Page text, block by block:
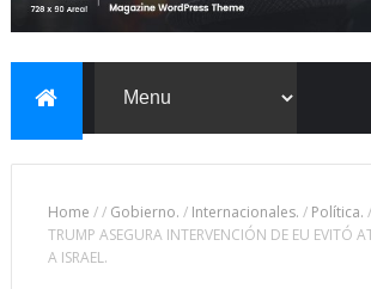
Home // Gobierno. / Internacionales. / Política. /
TRUMP ASEGURA INTERVENCIÓN DE EU EVITÓ
A ISRAEL.